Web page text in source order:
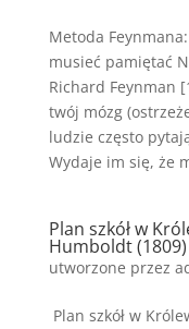
Metoda
musieć pamiętać
Richard Feynman
twój mózg
ludzie często
Wydaje im się, że
Plan szkół w
Humboldt (1809)
utworzone przez
Plan szkół w